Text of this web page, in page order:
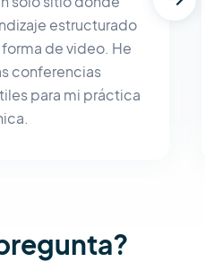
estructurado
de video. He
conferencias
para mi práctica